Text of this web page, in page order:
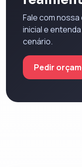
Fale com
inicial e
cenário.
Pedir